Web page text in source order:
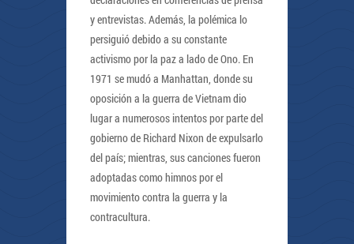
y entrevistas. Además, la polémica lo
persiguió debido a su constante
activismo por la paz a lado de Ono. En
1971 se mudó a Manhattan, donde su
oposición a la guerra de Vietnam dio
lugar a numerosos intentos por parte del
gobierno de Richard Nixon de expulsarlo
del país; mientras, sus canciones fueron
adoptadas como himnos por el
movimiento contra la guerra y la
contracultura.